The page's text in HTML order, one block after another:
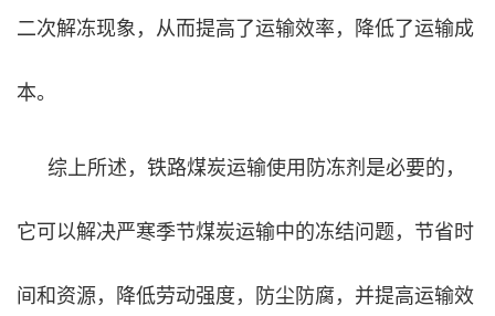
二次解冻现象，从而提高了运输效率，降低了运输成
本。
综上所述，铁路煤炭运输使用防冻剂是必要的，
它可以解决严寒季节煤炭运输中的冻结问题，节省时
间和资源，降低劳动强度，防尘防腐，并提高运输效